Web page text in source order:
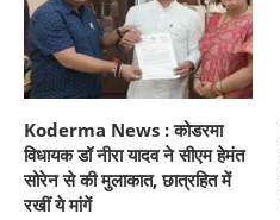
Koderma News : कोडरमा
विधायक डॉ नीरा यादव ने सीएम हेमंत
सोरेन से की मुलाकात, छात्रहित में
रखीं ये मांगें